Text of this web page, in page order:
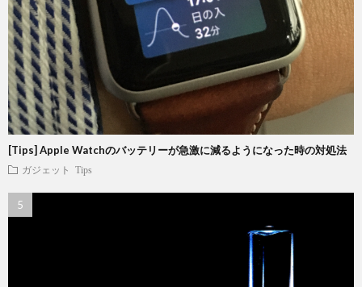
[Tips] Apple Watchのバッテリーが急激に減るようになった時の対処法
ガジェット Tips